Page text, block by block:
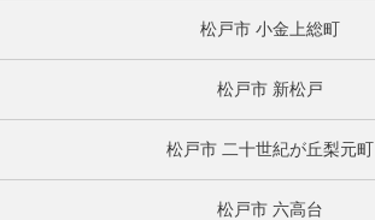
松戸市 小金上総町
松戸市 新松戸
松戸市 二十世紀が丘梨元町
松戸市 六高台